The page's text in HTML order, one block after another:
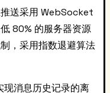
送采用 WebSocket
80% 的服务器资源
，采用指数退避算法
现消息历史记录的离